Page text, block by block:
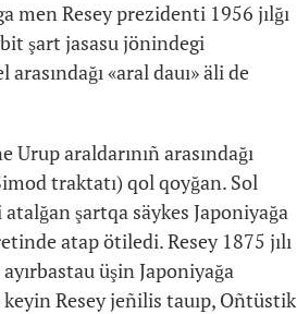
men Resey prezidenti 1956 jılğı
şart jasasu jönindegi
«aral dauı» äli de
Urup araldarınıñ arasındağı
traktatı) qol qoyğan. Sol
şartqa säykes Japoniyağa
atap ötiledi. Resey 1875 jılı
üşin Japoniyağa
keyin Resey jeñilis tauıp, Oñtüstik